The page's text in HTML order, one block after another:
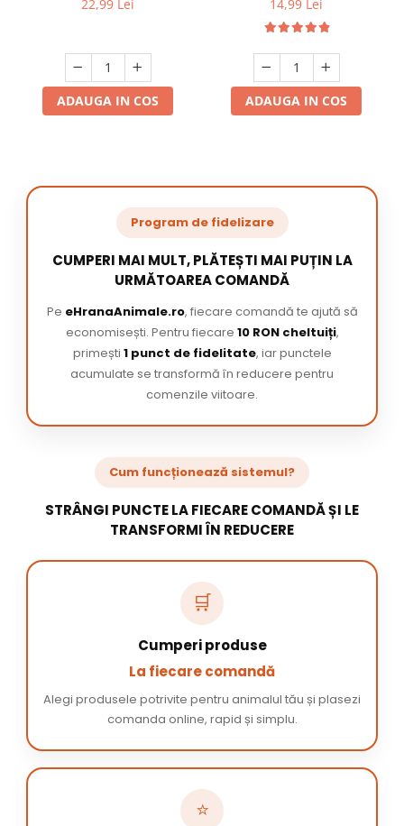
22,99 Lei
ADAUGA IN COS
14,99 Lei
ADAUGA IN COS
Program de fidelizare
CUMPERI MAI MULT, PLĂTEȘTI MAI PUȚIN LA
URMĂTOAREA COMANDĂ
Pe eHranaAnimale.ro, fiecare comandă te ajută să
economisești. Pentru fiecare 10 RON cheltuiți,
primești 1 punct de fidelitate, iar punctele
acumulate se transformă în reducere pentru
comenzile viitoare.
Cum funcționează sistemul?
STRÂNGI PUNCTE LA FIECARE COMANDĂ ȘI LE
TRANSFORMI ÎN REDUCERE
🛒
Cumperi produse
La fiecare comandă
Alegi produsele potrivite pentru animalul tău și plasezi
comanda online, rapid și simplu.
⭐